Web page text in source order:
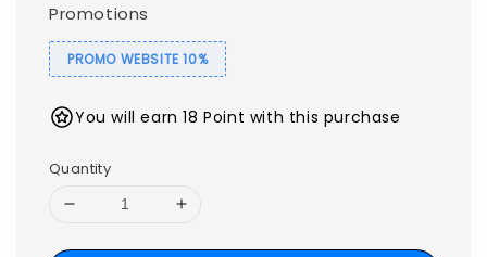
Promotions
PROMO WEBSITE 10%
You will earn 18 Point with this purchase
Quantity